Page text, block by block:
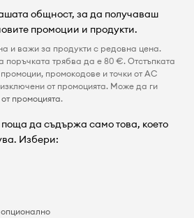
общност, за да получаваш
промоции и продукти.
и важи за продукти с редовна цена.
поръчката трябва да е 80 €. Отстъпката
промокодове и точки от AC
от промоцията. Може да ги
промоцията.
да съдържа само това, което
Избери: